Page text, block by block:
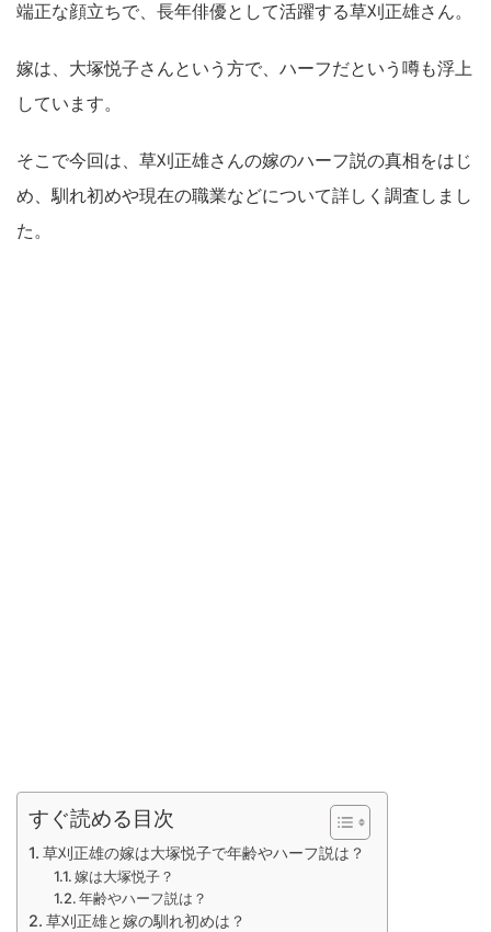
端正な顔立ちで、長年俳優として活躍する草刈正雄さん。
嫁は、大塚悦子さんという方で、ハーフだという噂も浮上
しています。
そこで今回は、草刈正雄さんの嫁のハーフ説の真相をはじ
め、馴れ初めや現在の職業などについて詳しく調査しまし
た。
すぐ読める目次
草刈正雄の嫁は大塚悦子で年齢やハーフ説は？
嫁は大塚悦子？
年齢やハーフ説は？
草刈正雄と嫁の馴れ初めは？